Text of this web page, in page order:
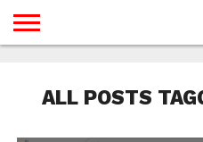
GAMES
DESAIN
ANDROID
IOS
YOUTUBE
INTERNET
WINDOWS
LINUX
MACINTOSH
MESSENGER
BLOGSPOT
WORDPRESS
PEMROGRAMAN
SEO
WEB
SERVER
ALL POSTS